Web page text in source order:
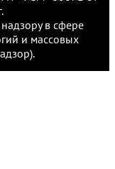
в сфере
и массовых